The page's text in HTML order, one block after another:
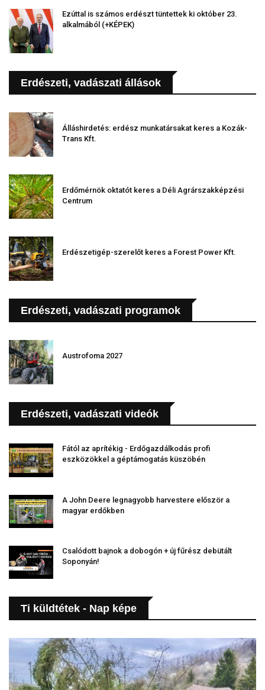
Ezúttal is számos erdészt tüntettek ki október 23.
alkalmából (+KÉPEK)
Erdészeti, vadászati állások
Álláshirdetés: erdész munkatársakat keres a Kozák-
Trans Kft.
Erdőmérnök oktatót keres a Déli Agrárszakképzési
Centrum
Erdészetigép-szerelőt keres a Forest Power Kft.
Erdészeti, vadászati programok
Austrofoma 2027
Erdészeti, vadászati videók
Fától az aprítékig - Erdőgazdálkodás profi
eszközökkel a géptámogatás küszöbén
A John Deere legnagyobb harvestere először a
magyar erdőkben
Csalódott bajnok a dobogón + új fűrész debütált
Soponyán!
Ti küldtétek - Nap képe